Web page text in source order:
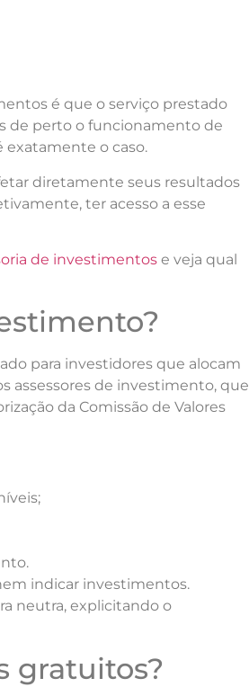
é que o serviço prestado
de perto o funcionamento de
exatamente o caso.
diretamente seus resultados
ter acesso a esse
de investimentos e veja qual
para investidores que alocam
assessores de investimento, que
da Comissão de Valores
indicar investimentos.
neutra, explicitando o
gratuitos?